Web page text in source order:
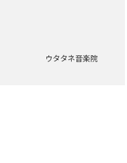
ウタタネ音楽院